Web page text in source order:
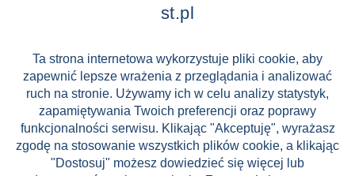
Zniżki
FAQ
ST INCENTIVE
st.pl
Ta strona internetowa wykorzystuje pliki cookie, aby
zapewnić lepsze wrażenia z przeglądania i analizować
ruch na stronie. Używamy ich w celu analizy statystyk,
zapamiętywania Twoich preferencji oraz poprawy
funkcjonalności serwisu. Klikając "Akceptuję", wyrażasz
zgodę na stosowanie wszystkich plików cookie, a klikając
"Dostosuj" możesz dowiedzieć się więcej lub